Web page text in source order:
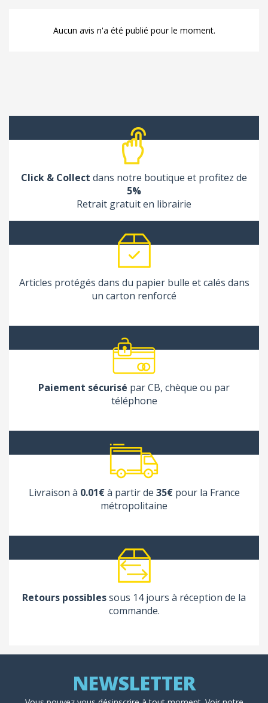
Aucun avis n'a été publié pour le moment.
Click & Collect dans notre boutique et profitez de
5%
Retrait gratuit en librairie
Articles protégés dans du papier bulle et calés dans
un carton renforcé
Paiement sécurisé par CB, chèque ou par
téléphone
Livraison à 0.01€à partir de 35€pour la France
métropolitaine
Retours possiblessous 14 jours à réception de la
commande.